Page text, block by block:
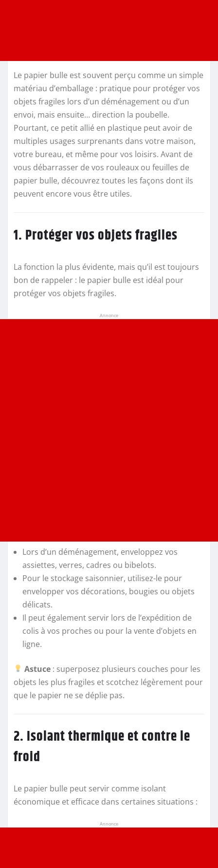
Le papier bulle est souvent perçu comme un simple
matériau d’emballage : pratique pour protéger vos
objets fragiles lors d’un déménagement ou d’un
envoi, mais ensuite… direction la poubelle.
Pourtant, ce petit allié en plastique peut avoir de
multiples usages surprenants dans votre maison,
votre bureau, et même pour vos loisirs. Avant de
vous débarrasser de vos rouleaux ou feuilles de
papier bulle, découvrez toutes les façons dont ils
peuvent encore vous être utiles.
1. Protéger vos objets fragiles
La fonction la plus évidente, mais qu’il est toujours
bon de rappeler : le papier bulle est idéal pour
protéger vos objets fragiles.
Annonce
Lors d’un déménagement, enveloppez vos
assiettes, verres, cadres ou bibelots.
Pour le stockage saisonnier, utilisez-le pour
envelopper vos décorations, bougies ou objets
délicats.
Il peut également servir lors de l’expédition de
colis à vos proches ou pour la vente d’objets en
ligne.
Astuce : superposez plusieurs couches pour les
objets les plus fragiles et scotchez légèrement pour
que le papier ne se déplie pas.
2. Isolant thermique et contre le
froid
Le papier bulle peut servir comme isolant
économique et efficace dans certaines situations :
Annonce